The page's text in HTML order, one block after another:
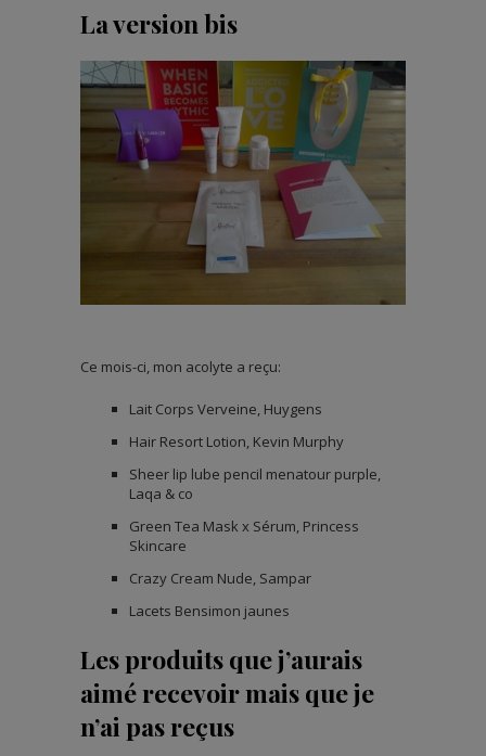
La version bis
Ce mois-ci, mon acolyte a reçu:
Lait Corps Verveine, Huygens
Hair Resort Lotion, Kevin Murphy
Sheer lip lube pencil menatour purple,
Laqa & co
Green Tea Mask x Sérum, Princess
Skincare
Crazy Cream Nude, Sampar
Lacets Bensimon jaunes
Les produits que j’aurais
aimé recevoir mais que je
n’ai pas reçus